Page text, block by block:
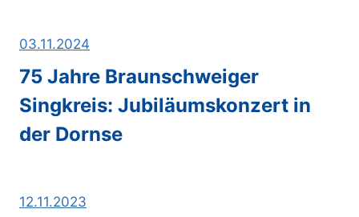
03.11.2024
75 Jahre Braunschweiger
Singkreis: Jubiläumskonzert in
der Dornse
12.11.2023